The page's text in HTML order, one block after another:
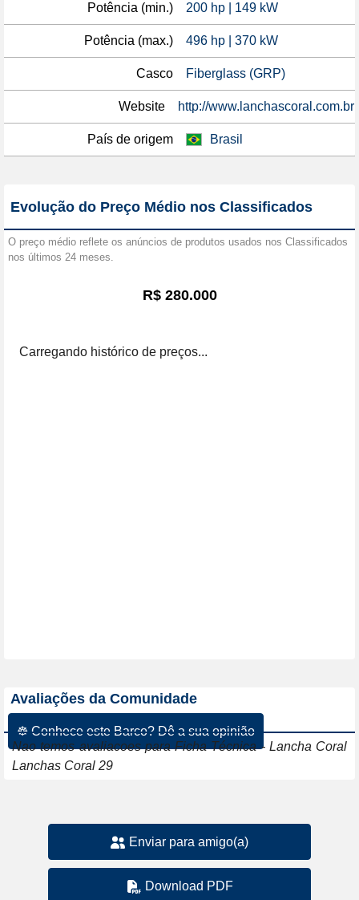
Potência (min.) 200 hp | 149 kW
Potência (max.) 496 hp | 370 kW
Casco Fiberglass (GRP)
Website http://www.lanchascoral.com.br
País de origem Brasil
Evolução do Preço Médio nos Classificados
O preço médio reflete os anúncios de produtos usados nos Classificados
nos últimos 24 meses.
R$ 280.000
Carregando histórico de preços...
Avaliações da Comunidade
☸ Conhece este Barco? Dê a sua opinião
Nao temos avaliacoes para Ficha Técnica - Lancha Coral
Lanchas Coral 29
Enviar para amigo(a)
Download PDF